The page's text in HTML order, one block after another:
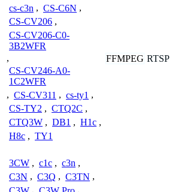
cs-c3n , CS-C6N ,
CS-CV206 ,
CS-CV206-C0-
3B2WFR
,
CS-CV246-A0-
1C2WFR
, CS-CV311 , cs-ty1 ,
CS-TY2 , CTQ2C ,
CTQ3W , DB1 , H1c ,
H8c , TY1
FFMPEG RTSP
3CW , c1c , c3n ,
C3N , C3Q , C3TN ,